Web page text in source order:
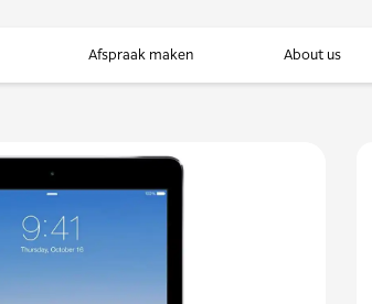
Afspraak maken About us